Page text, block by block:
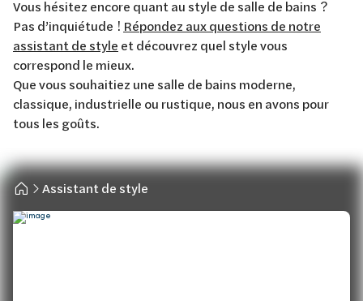
Vous hésitez encore quant au style de salle de bains ?
Pas d’inquiétude ! Répondez aux questions de notre
assistant de style et découvrez quel style vous
correspond le mieux.
Que vous souhaitiez une salle de bains moderne,
classique, industrielle ou rustique, nous en avons pour
tous les goûts.
Assistant de style